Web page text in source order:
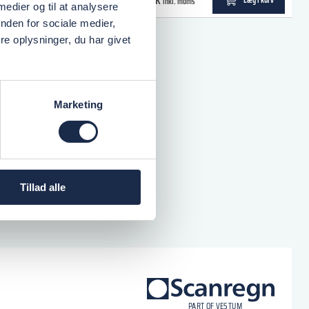
og til at analysere
for sociale medier,
oplysninger, du har givet
Marketing
Tillad alle
PARTOF VESTUM
logo